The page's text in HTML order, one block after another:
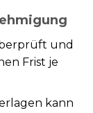
und
Frist je
kann